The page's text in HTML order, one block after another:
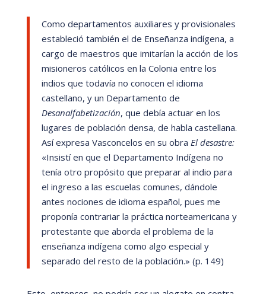
Como departamentos auxiliares y provisionales
estableció también el de Enseñanza indígena, a
cargo de maestros que imitarían la acción de los
misioneros católicos en la Colonia entre los
indios que todavía no conocen el idioma
castellano, y un Departamento de
Desanalfabetización, que debía actuar en los
lugares de población densa, de habla castellana.
Asíexpresa Vasconcelos en su obra El desastre:
«Insistíen que el Departamento Indígena no
tenía otro propósito que preparar al indio para
el ingreso a las escuelas comunes, dándole
antes nociones de idioma español, pues me
proponía contrariar la práctica norteamericana y
protestante que aborda el problema de la
enseñanza indígena como algo especial y
separado del resto de la población.» (p. 149)